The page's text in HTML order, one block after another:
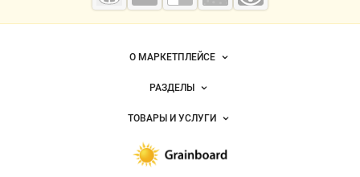
мука
Важные разделы и контакты
Навигация по сайтуО МАРКЕТПЛЕЙСЕ
Новости Grainboard.ru
Размещение рекламы
Публичная оферта
Контактная информация
РАЗДЕЛЫ
Объявления
Новости рынка
ТОВАРЫ И УСЛУГИ
Крупы